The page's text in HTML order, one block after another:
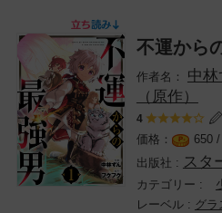
不運から
中林
（原作）
4
650 /
スタ
グラ